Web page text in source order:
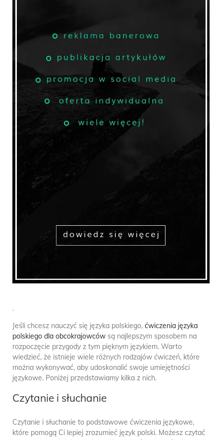
.
Jeśli chcesz nauczyć się języka polskiego, ćwiczenia języka
polskiego dla obcokrajowców są najlepszym sposobem na
rozpoczęcie przygody z tym pięknym językiem. Warto
wiedzieć, że istnieje wiele różnych rodzajów ćwiczeń, które
można wykonywać, aby udoskonalić swoje umiejętności
językowe. Poniżej przedstawiamy kilka z nich.
Czytanie i słuchanie
Czytanie i słuchanie to podstawowe ćwiczenia językowe,
które pomogą Ci lepiej zrozumieć język polski. Możesz czytać